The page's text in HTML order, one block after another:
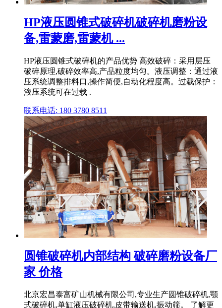
HP液压圆锥式破碎机破碎机磨粉设
备,雷蒙磨,雷蒙机 ...
HP液压圆锥式破碎机的产品优势 高效破碎：采用层压
破碎原理,破碎效率高,产品粒度均匀。液压调整：通过液
压系统调整排料口,操作简便,自动化程度高。过载保护：
液压系统可在过载 .
联系电话: 180 3780 8511
圆锥破碎机内部结构 破碎磨粉设备厂
家 价格
北京宏昌泰富矿山机械有限公司,专业生产圆锥破碎机,颚
式破碎机,单缸液压破碎机,皮带输送机,振动筛。 了解更